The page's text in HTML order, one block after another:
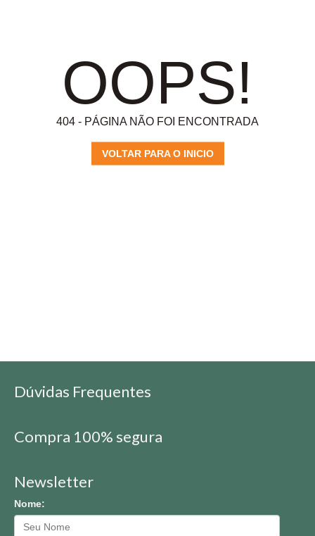
OOPS!
404 - PÁGINA NÃO FOI ENCONTRADA
VOLTAR PARA O INICIO
Dúvidas Frequentes
Compra 100% segura
Newsletter
Nome: